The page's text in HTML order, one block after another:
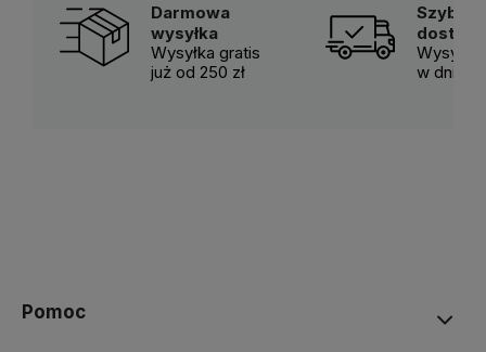
Darmowa
wysyłka
Wysyłka gratis
już od 250 zł
Szybka
w dni
Pomoc